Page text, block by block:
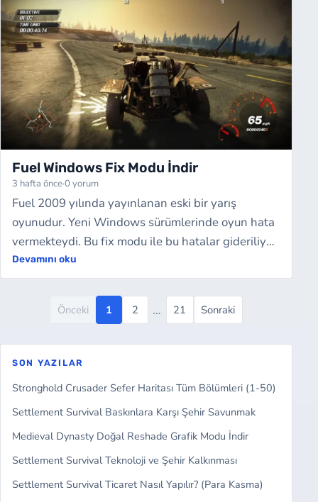
SON YAZILAR
Stronghold Crusader Sefer Haritası Tüm Bölümleri (1-50)
Settlement Survival Baskınlara Karşı Şehir Savunmak
Medieval Dynasty Doğal Reshade Grafik Modu İndir
Settlement Survival Teknoloji ve Şehir Kalkınması
Settlement Survival Ticaret Nasıl Yapılır? (Para Kasma)
Fuel Windows Fix Modu İndir
3 hafta önce·0 yorum
Fuel 2009 yılında yayınlanan eski bir yarış
oyunudur. Yeni Windows sürümlerinde oyun hata
vermekteydi. Bu fix modu ile bu hatalar gideriliyor
ve oyun yeni Windows11 gibi işletim si…
Devamını oku
Önceki 1 2 … 21 Sonraki